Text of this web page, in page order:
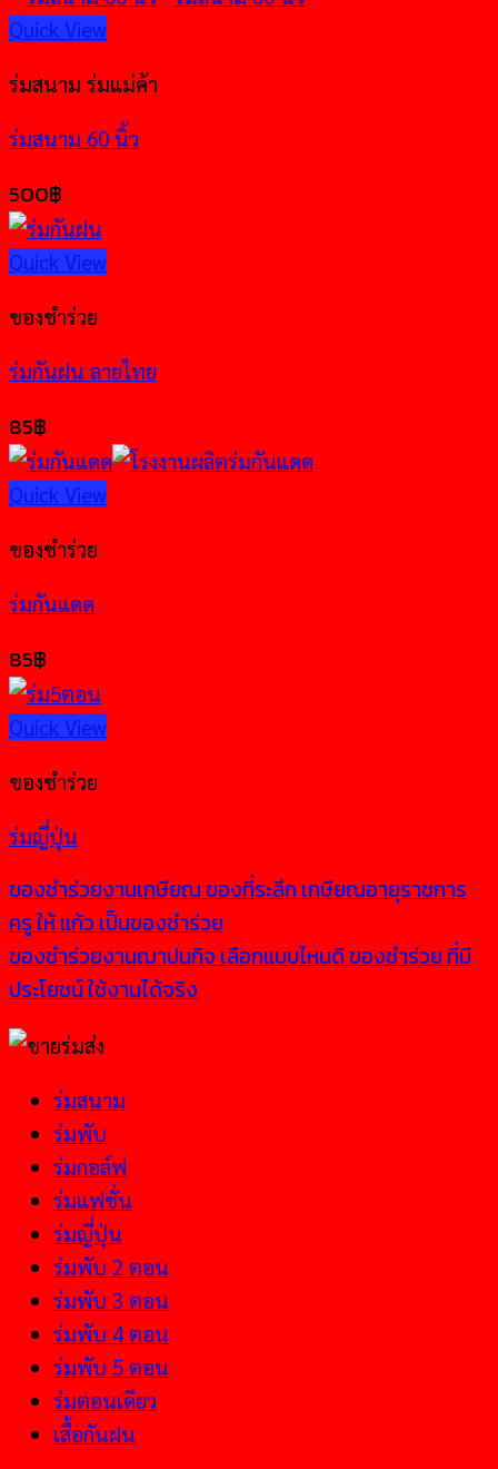
Quick View
ร่มสนาม ร่มแม่ค้า
ร่มสนาม 60 นิ้ว
500฿
Quick View
ของชำร่วย
ร่มกันฝน ลายไทย
85฿
Quick View
ของชำร่วย
ร่มกันแดด
85฿
Quick View
ของชำร่วย
ร่มญี่ปุ่น
ของชำร่วยงานเกษียณ ของที่ระลึก เกษียณอายุราชการ
ครู ให้ แก้ว เป็นของชำร่วย
ของชำร่วยงานฌาปนกิจ เลือกแบบไหนดี ของชำร่วย ที่มี
ประโยชน์ ใช้งานได้จริง
ร่มสนาม
ร่มพับ
ร่มกอล์ฟ
ร่มแฟชั่น
ร่มญี่ปุ่น
ร่มพับ 2 ตอน
ร่มพับ 3 ตอน
ร่มพับ 4 ตอน
ร่มพับ 5 ตอน
ร่มตอนเดียว
เสื้อกันฝน